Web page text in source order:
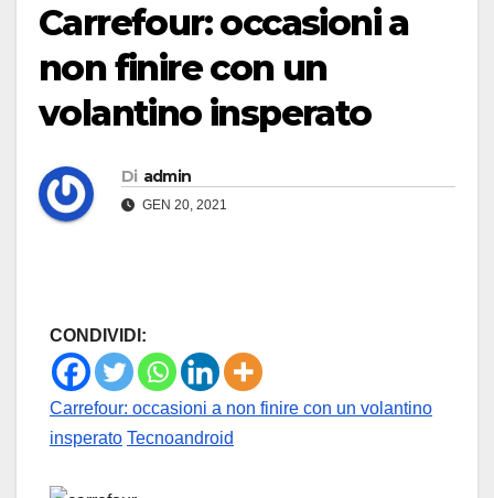
Carrefour: occasioni a
non finire con un
volantino insperato
Di admin
GEN 20, 2021
CONDIVIDI:
Carrefour: occasioni a non finire con un volantino
insperato Tecnoandroid